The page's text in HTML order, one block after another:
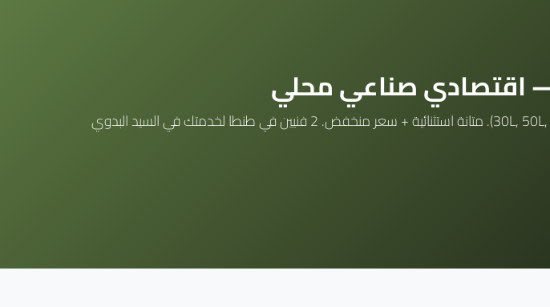
— اقتصادي صناعي محلي
مركزنا في طنطا متخصص في صيانة كل موديلات المصانع الحربية (كهربائي 30L, 50L, 80L, 100L). متانة استثنائية + سعر منخفض. 2 فنيين في طنطا لخدمتك في السيد البدوي